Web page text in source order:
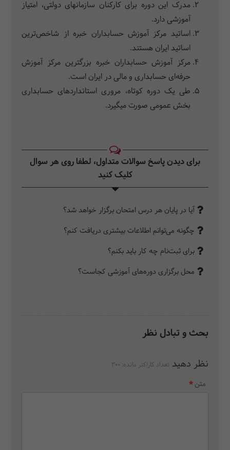
مدرک این دوره برای کارکنان سازمان‎های دولتی، امتیاز
آموزشی دارد.
اساتید مرکز آموزش حسابداران خبره از شاخص‌ترین
اساتید ایران هستند.
مرکز آموزش حسابداران خبره بزرگترین مرکز آموزش
حرفه‌ای حسابداری و مالی در ایران است.
طی یک دوره کوتاه، مروری استانداردهای حسابداری
بخش عمومی صورت می‎گیرد.
برای دیدن پاسخ سوالات متداول، لطفا روی هر سوال
کلیک کنید‎
آیا در پایان هر درس امتحان برگزار خواهد شد؟
چگونه می‌توانم اطلاعات بیشتری دریافت کنم؟
برای ثبت‌نام چه کار باید بکنم؟
محل برگزاری دوره‌های آموزشی کجاست؟
بحث و تبادل نظر
نظر دهید تعداد کاراکتر مانده: 300
متن